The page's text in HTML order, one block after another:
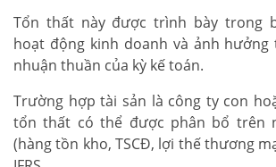
Tổn thất này được trình bày trong
hoạt động kinh doanh và ảnh
nhuận thuần của kỳ kế toán.
Trường hợp tài sản là công ty con
tổn thất có thể được phân bổ trên
(hàng tồn kho, TSCĐ, lợi thế thương